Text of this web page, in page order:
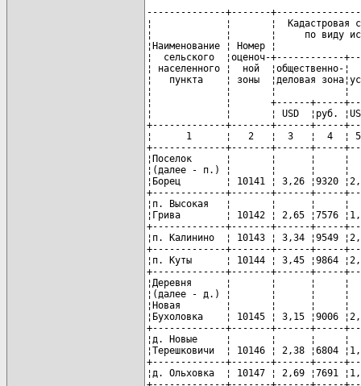
--------------+-------
¦             ¦       ¦  Кадастровая
¦             ¦       ¦     по виду
¦Наименование ¦ Номер ¦
¦  сельского  ¦оценоч-
¦ населенного ¦  ной  ¦общественно-
¦   пункта    ¦ зоны  ¦деловая
¦             ¦       ¦            ¦
¦             ¦       +------+-----
¦             ¦       ¦ USD  ¦руб. ¦USD
+-------------+-------+------+-----
¦      1      ¦   2   ¦  3   ¦  4  ¦
+-------------+-------+------+-----
¦Поселок      ¦       ¦      ¦
¦(далее - п.) ¦       ¦      ¦
¦Борец        ¦ 10141 ¦ 3,26 ¦9320
+-------------+-------+------+-----
¦п. Высокая   ¦       ¦      ¦
¦Грива        ¦ 10142 ¦ 2,65 ¦7576
+-------------+-------+------+-----
¦п. Калинино  ¦ 10143 ¦ 3,34 ¦9549
+-------------+-------+------+-----
¦п. Куты      ¦ 10144 ¦ 3,45 ¦9864
+-------------+-------+------+-----
¦Деревня      ¦       ¦      ¦
¦(далее - д.) ¦       ¦      ¦
¦Новая        ¦       ¦      ¦
¦Бухоловка    ¦ 10145 ¦ 3,15 ¦9006
+-------------+-------+------+-----
¦д. Новые     ¦       ¦      ¦
¦Терешковичи  ¦ 10146 ¦ 2,38 ¦6804
+-------------+-------+------+-----
¦д. Ольховка  ¦ 10147 ¦ 2,69 ¦7691